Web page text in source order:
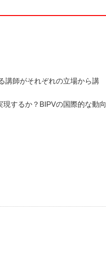
講師がそれぞれの立場から講
するか？BIPVの国際的な動向